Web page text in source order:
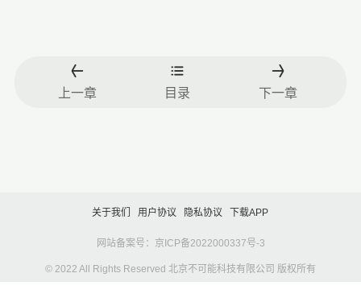
上一章 目录 下一章
关于我们 用户协议 隐私协议 下载APP
网站备案号：京ICP备2022000337号-3
© 2022 All Rights Reserved 北京不可能科技有限公司 版权所有